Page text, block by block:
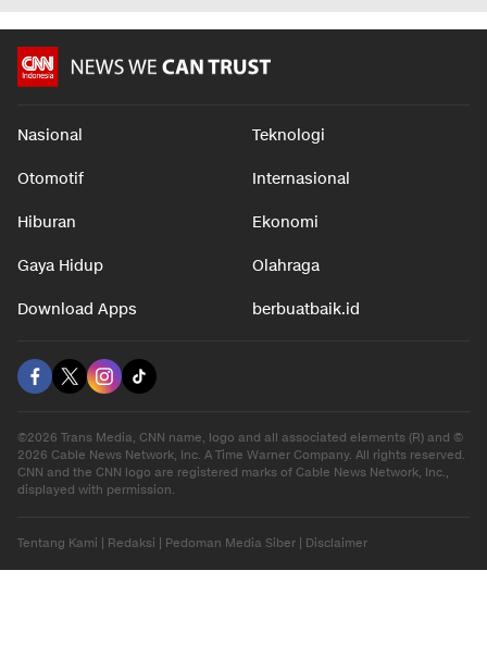
Nasional Teknologi
Otomotif Internasional
Hiburan Ekonomi
Gaya Hidup Olahraga
Download Apps berbuatbaik.id
©2026 Trans Media, CNN name, logo and all associated elements (R) and ©
2026 Cable News Network, Inc. A Time Warner Company. All rights reserved.
CNN and the CNN logo are registered marks of Cable News Network, Inc.,
displayed with permission.
Tentang Kami Redaksi Pedoman Media Siber Disclaimer